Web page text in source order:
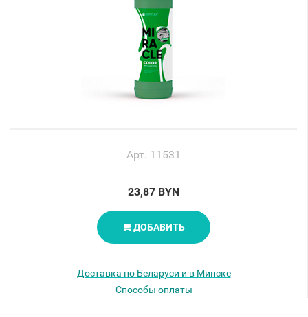
Арт. 11531
23,87 BYN
ДОБАВИТЬ
Доставка по Беларуси и в Минске
Способы оплаты